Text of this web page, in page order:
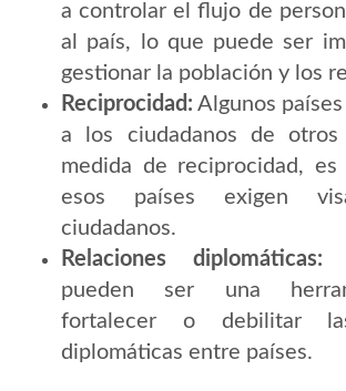
a controlar el flujo de
al país, lo que puede ser
gestionar la población y los
Reciprocidad: Algunos
a los ciudadanos de otros
medida de reciprocidad, es
esos países exigen
ciudadanos.
Relaciones diplomáticas:
pueden ser una
fortalecer o debilitar
diplomáticas entre países.